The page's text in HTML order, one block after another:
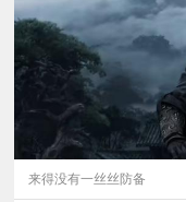
视
频
科
普来得没有一丝丝防备